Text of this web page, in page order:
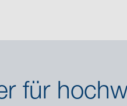
für